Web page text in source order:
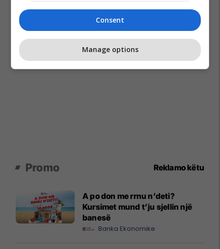
Promo Reklamo këtu
A po don me rrnu n’deti?
Kursimet mund t’ju sjellin një
banesë
Banka Ekonomike
Consent
Manage options